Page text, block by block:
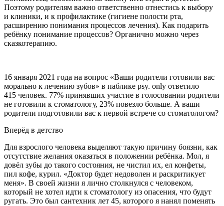
Поэтому родителям важно ответственно отнестись к выбору
и клиники, и к профилактике (гигиене полости рта,
расширению понимания процессов лечения). Как подарить
ребёнку понимание процессов? Органично можно через
сказкотерапию.
16 января 2021 года на вопрос «Ваши родители готовили вас
морально к лечению зубов» в паблике psy. only ответило
415 человек. 77% принявших участие в голосовании родители
не готовили к стоматологу, 23% повезло больше. А ваши
родители подготовили вас к первой встрече со стоматологом?
Вперёд в детство
Для взрослого человека выделяют такую причину боязни, как
отсутствие желания оказаться в положении ребёнка. Мол, я
довёл зубы до такого состояния, не чистил их, ел конфеты,
пил кофе, курил. «Доктор будет недоволен и раскритикует
меня». В своей жизни я лично столкнулся с человеком,
который не хотел идти к стоматологу из опасения, что будут
ругать. Это был сантехник лет 45, которого я нанял поменять